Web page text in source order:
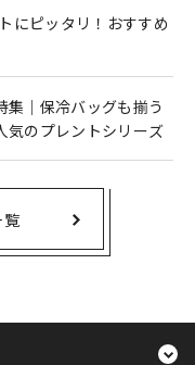
にピッタリ！おすすめ
集｜保冷バッグも揃う
気のプレントシリーズ